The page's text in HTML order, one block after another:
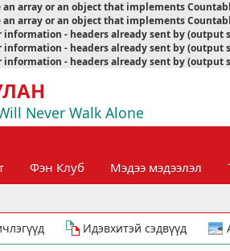
an array or an object that implements
an array or an object that implements
- headers already sent by
- headers already sent by
- headers already sent by
Never Walk Alone
Фэн Клуб Мэдээ мэдээлэл
Идэвхитэй сэдвүүд